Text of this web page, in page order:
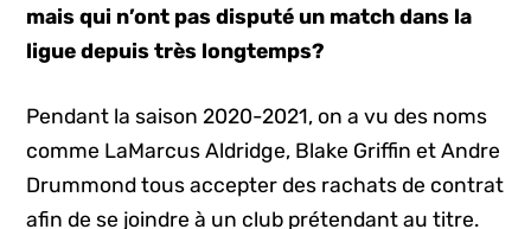
mais qui n’ont pas disputé un match dans la
ligue depuis très longtemps?
Pendant la saison 2020-2021, on a vu des noms
comme LaMarcus Aldridge, Blake Griffin et Andre
Drummond tous accepter des rachats de contrat
afin de se joindre à un club prétendant au titre.